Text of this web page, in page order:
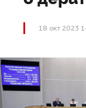
18 окт 2023